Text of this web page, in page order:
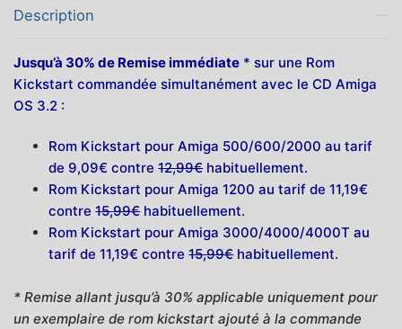
roms
Description
Jusqu’à 30% de Remise immédiate * sur une Rom
Kickstart commandée simultanément avec le CD Amiga
OS 3.2 :
Rom Kickstart pour Amiga 500/600/2000 au tarif
de 9,09€ contre12,99€habituellement.
Rom Kickstart pour Amiga 1200 au tarif de 11,19€
contre15,99€habituellement.
Rom Kickstart pour Amiga 3000/4000/4000T au
tarif de 11,19€ contre15,99€habituellement.
* Remise allant jusqu’à 30% applicable uniquement pour
un exemplaire de rom kickstart ajouté à la commande